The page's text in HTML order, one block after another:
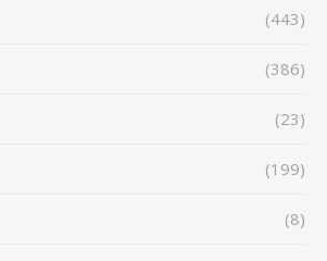
(443)
(386)
(23)
(199)
(8)